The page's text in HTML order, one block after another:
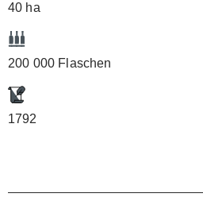
40 ha
200 000 Flaschen
1792